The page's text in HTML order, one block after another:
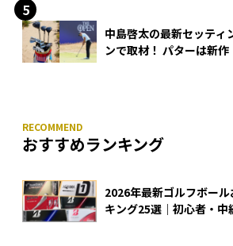
中島啓太の最新セッティ
ンで取材！ パターは新
おすすめランキング
2026年最新ゴルフボー
キング25選｜初心者・中